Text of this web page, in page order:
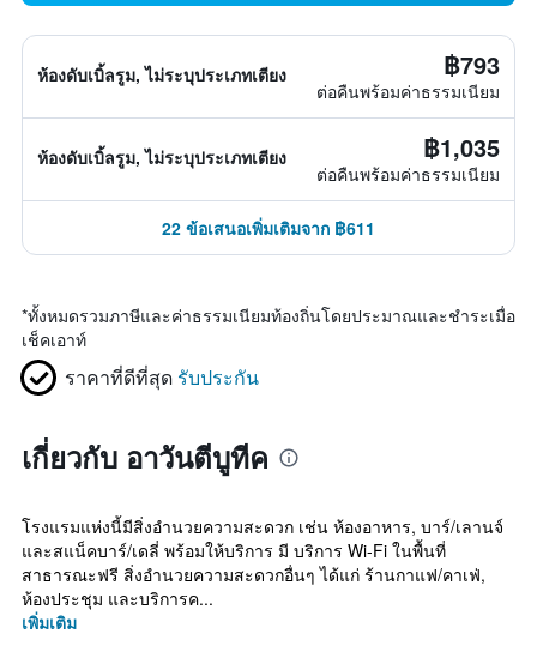
ห้องดับเบิ้ลรูม, ไม่ระบุประเภทเตียง ฿793
ต่อคืนพร้อมค่าธรรมเนียม
ห้องดับเบิ้ลรูม, ไม่ระบุประเภทเตียง ฿1,035
ต่อคืนพร้อมค่าธรรมเนียม
22 ข้อเสนอเพิ่มเติมจาก ฿611
*ทั้งหมดรวมภาษีและค่าธรรมเนียมท้องถิ่นโดยประมาณและชำระเมื่อ
เช็คเอาท์
ราคาที่ดีที่สุด รับประกัน
เกี่ยวกับ อาวันตีบูทีค
โรงแรมแห่งนี้มีสิ่งอำนวยความสะดวก เช่น ห้องอาหาร, บาร์/เลานจ์
และสแน็คบาร์/เดลี่ พร้อมให้บริการ มี บริการ Wi-Fi ในพื้นที่
สาธารณะฟรี สิ่งอำนวยความสะดวกอื่นๆ ได้แก่ ร้านกาแฟ/คาเฟ่,
ห้องประชุม และบริการค...
เพิ่มเติม